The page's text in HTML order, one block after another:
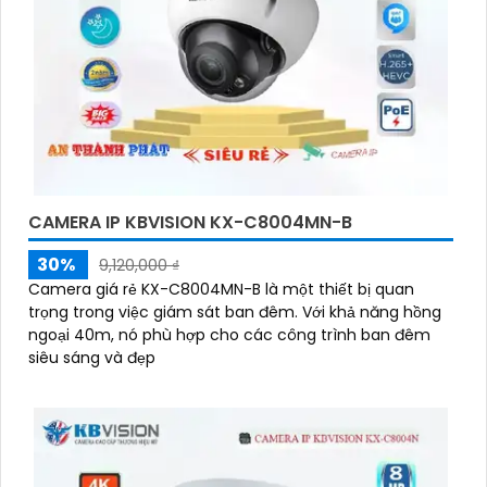
CAMERA IP KBVISION KX-C8004MN-B
30%
9,120,000 ₫
Camera giá rẻ KX-C8004MN-B là một thiết bị quan
trọng trong việc giám sát ban đêm. Với khả năng hồng
ngoại 40m, nó phù hợp cho các công trình ban đêm
siêu sáng và đẹp